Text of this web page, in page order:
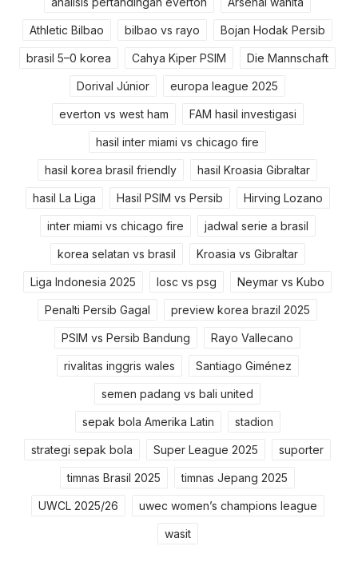
Athletic Bilbao bilbao vs rayo Bojan Hodak Persib
brasil 5–0 korea Cahya Kiper PSIM Die Mannschaft
Dorival Júnior europa league 2025
everton vs west ham FAM hasil investigasi
hasil inter miami vs chicago fire
hasil korea brasil friendly hasil Kroasia Gibraltar
hasil La Liga Hasil PSIM vs Persib Hirving Lozano
inter miami vs chicago fire jadwal serie a brasil
korea selatan vs brasil Kroasia vs Gibraltar
Liga Indonesia 2025 losc vs psg Neymar vs Kubo
Penalti Persib Gagal preview korea brazil 2025
PSIM vs Persib Bandung Rayo Vallecano
rivalitas inggris wales Santiago Giménez
semen padang vs bali united
sepak bola Amerika Latin stadion
strategi sepak bola Super League 2025 suporter
timnas Brasil 2025 timnas Jepang 2025
UWCL 2025/26 uwec women’s champions league
wasit